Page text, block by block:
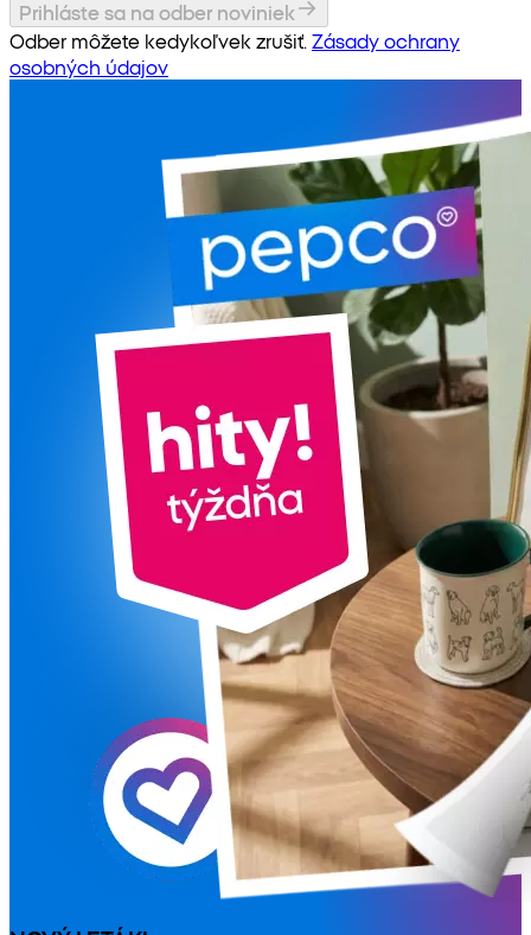
Prihláste sa na odber noviniek
Odber môžete kedykoľvek zrušiť. Zásady ochrany
osobných údajov